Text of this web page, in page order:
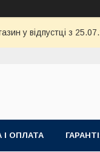
у відпустці з
І ОПЛАТА